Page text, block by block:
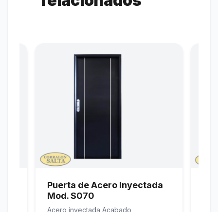
Puerta de Acero Inyectada
Mod. I810
Acero inyectada Acabado